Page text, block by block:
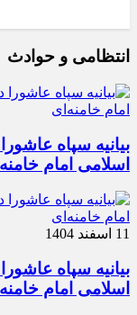
انتظامی و حوادث
بیانیه سپاه
اسلامی امام
11 اسفند 1404
بیانیه سپاه
اسلامی امام